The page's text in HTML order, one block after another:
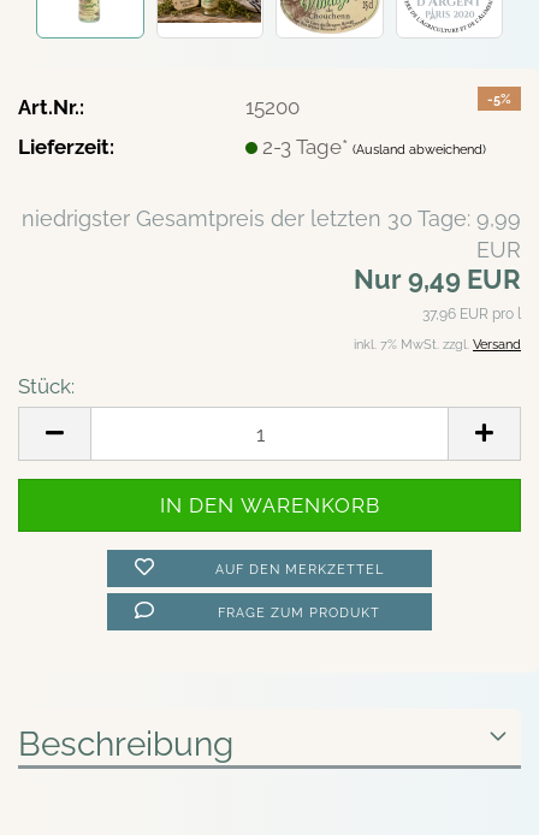
-5%
Art.Nr.:
15200
Lieferzeit:
2-3 Tage*(Ausland abweichend)
niedrigster Gesamtpreis der letzten 30 Tage: 9,99
EUR
Nur 9,49 EUR
37,96 EUR pro l
inkl. 7% MwSt. zzgl. Versand
Stück:
AUF DEN MERKZETTEL
FRAGE ZUM PRODUKT
Beschreibung